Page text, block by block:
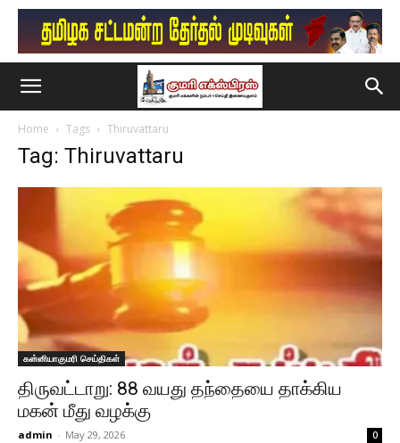
Home Tags Thiruvattaru
Tag: Thiruvattaru
கன்னியாகுமரி செய்திகள்
திருவட்டாறு: 88 வயது தந்தையை தாக்கிய
மகன் மீது வழக்கு
admin - May 29, 2026 0